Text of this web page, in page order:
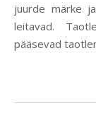
juurde märke
leitavad.
pääsevad